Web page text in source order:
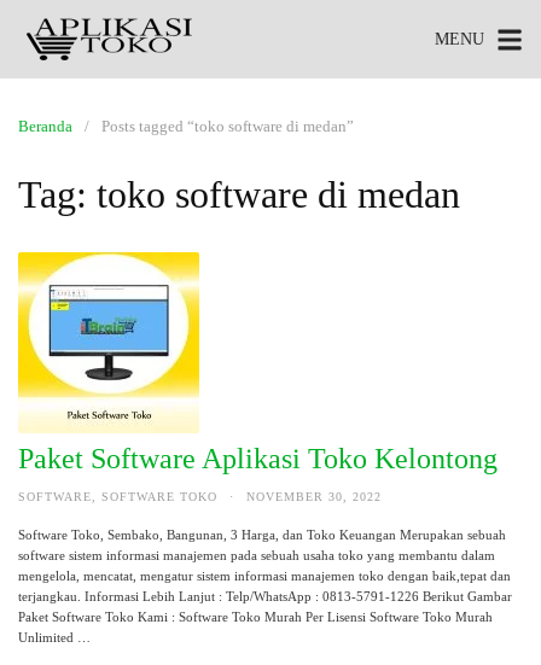
MENU
Beranda Posts tagged “toko software di medan”
Tag: toko software di medan
Paket Software Aplikasi Toko Kelontong
SOFTWARE SOFTWARE TOKO · NOVEMBER 30, 2022
Software Toko, Sembako, Bangunan, 3 Harga, dan Toko Keuangan Merupakan sebuah
software sistem informasi manajemen pada sebuah usaha toko yang membantu dalam
mengelola, mencatat, mengatur sistem informasi manajemen toko dengan baik,tepat dan
terjangkau. Informasi Lebih Lanjut : Telp/WhatsApp : 0813-5791-1226 Berikut Gambar
Paket Software Toko Kami : Software Toko Murah Per Lisensi Software Toko Murah
Unlimited …